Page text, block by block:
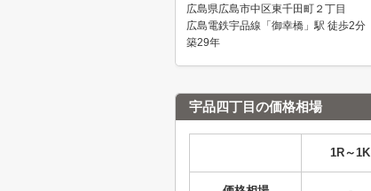
広島県広島市中区東千田町２丁目
広島電鉄宇品線「御幸橋」駅 徒歩2分
築29年
宇品四丁目の価格相場
1R～1K